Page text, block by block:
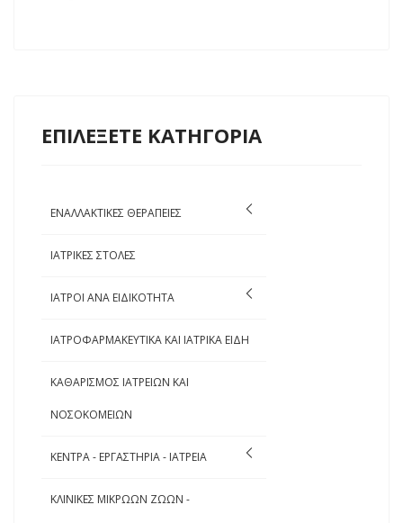
ΕΠΙΛΕΞΕΤΕ ΚΑΤΗΓΟΡΙΑ
ΕΝΑΛΛΑΚΤΙΚΕΣ ΘΕΡΑΠΕΙΕΣ
ΙΑΤΡΙΚΕΣ ΣΤΟΛΕΣ
ΙΑΤΡΟΙ ΑΝΑ ΕΙΔΙΚΟΤΗΤΑ
ΙΑΤΡΟΦΑΡΜΑΚΕΥΤΙΚΑ ΚΑΙ ΙΑΤΡΙΚΑ ΕΙΔΗ
ΚΑΘΑΡΙΣΜΟΣ ΙΑΤΡΕΙΩΝ ΚΑΙ
ΝΟΣΟΚΟΜΕΙΩΝ
ΚΕΝΤΡΑ - ΕΡΓΑΣΤΗΡΙΑ - ΙΑΤΡΕΙΑ
ΚΛΙΝΙΚΕΣ ΜΙΚΡΩΩΝ ΖΩΩΝ -